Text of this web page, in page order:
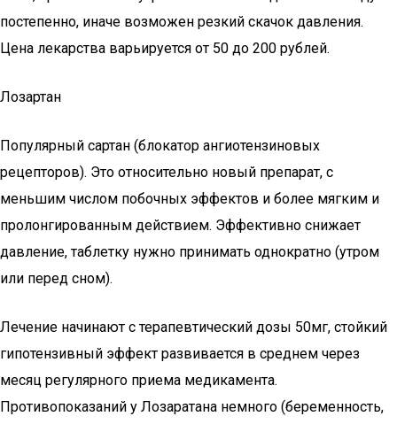
постепенно, иначе возможен резкий скачок давления.
Цена лекарства варьируется от 50 до 200 рублей.
Лозартан
Популярный сартан (блокатор ангиотензиновых
рецепторов). Это относительно новый препарат, с
меньшим числом побочных эффектов и более мягким и
пролонгированным действием. Эффективно снижает
давление, таблетку нужно принимать однократно (утром
или перед сном).
Лечение начинают с терапевтический дозы 50мг, стойкий
гипотензивный эффект развивается в среднем через
месяц регулярного приема медикамента.
Противопоказаний у Лозаратана немного (беременность,